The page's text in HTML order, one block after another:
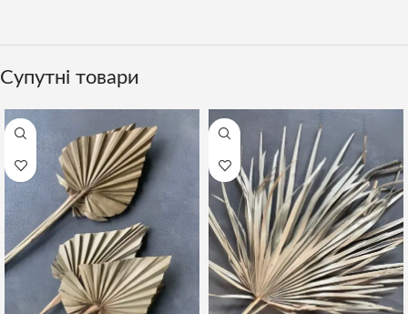
Супутні товари